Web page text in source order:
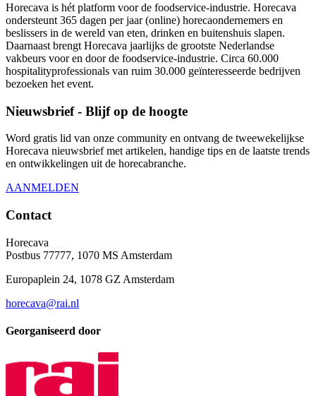
Horecava is hét platform voor de foodservice-industrie. Horecava
ondersteunt 365 dagen per jaar (online) horecaondernemers en
beslissers in de wereld van eten, drinken en buitenshuis slapen.
Daarnaast brengt Horecava jaarlijks de grootste Nederlandse
vakbeurs voor en door de foodservice-industrie. Circa 60.000
hospitalityprofessionals van ruim 30.000 geïnteresseerde bedrijven
bezoeken het event.
Nieuwsbrief - Blijf op de hoogte
Word gratis lid van onze community en ontvang de tweewekelijkse
Horecava nieuwsbrief met artikelen, handige tips en de laatste trends
en ontwikkelingen uit de horecabranche.
AANMELDEN
Contact
Horecava
Postbus 77777, 1070 MS Amsterdam
Europaplein 24, 1078 GZ Amsterdam
horecava@rai.nl
Georganiseerd door